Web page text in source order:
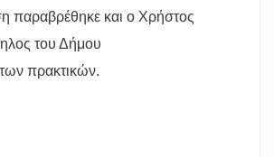
παραβρέθηκε και ο Χρήστος
του Δήμου
πρακτικών.